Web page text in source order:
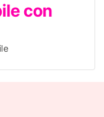
con